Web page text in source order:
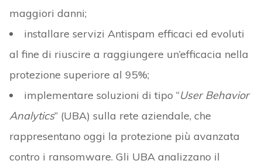
maggiori danni;
installare servizi Antispam efficaci ed evoluti
al fine di riuscire a raggiungere un’efficacia nella
protezione superiore al 95%;
implementare soluzioni di tipo “User Behavior
Analytics” (UBA) sulla rete aziendale, che
rappresentano oggi la protezione più avanzata
contro i ransomware. Gli UBA analizzano il